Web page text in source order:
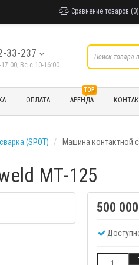
Сравнение товаров (0)
33-237
Вс с 10-16:00
ОПЛАТА
TOP
АРЕНДА
(SPOT) Машина контактной
МТ-125
500